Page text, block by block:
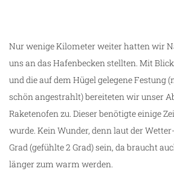
Nur wenige Kilometer weiter hatten wir
uns an das Hafenbecken stellten. Mit
und die auf dem Hügel gelegene Festung
schön angestrahlt) bereiteten wir unser
Raketenofen zu. Dieser benötigte einige
wurde. Kein Wunder, denn laut der
Grad (gefühlte 2 Grad) sein, da braucht
länger zum warm werden.